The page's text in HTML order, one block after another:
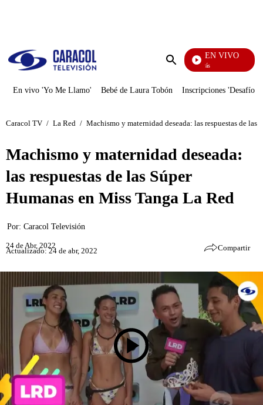
Enviar
EN VIVO
También Caerás
En vivo 'Yo Me Llamo' Bebé de Laura Tobón Inscripciones 'Desafío'
Caracol TV / La Red / Machismo y maternidad deseada: las respuestas de las
Machismo y maternidad deseada:
las respuestas de las Súper
Humanas en Miss Tanga La Red
Por: Caracol Televisión
24 de Abr, 2022
Actualizado: 24 de abr, 2022 Compartir